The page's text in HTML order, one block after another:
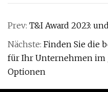
Prev: T&I Award 2023:
Nächste: Finden Sie die
für Ihr Unternehmen im
Optionen